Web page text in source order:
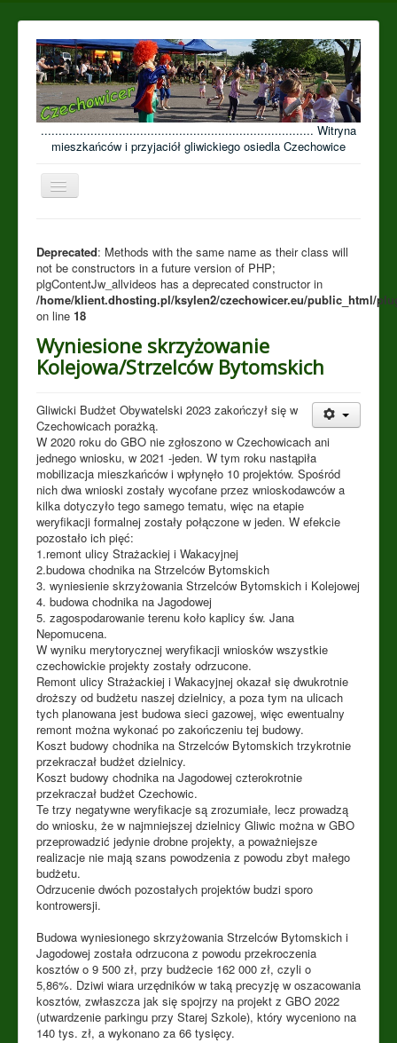
............................................................................. Witryna
mieszkańców i przyjaciół gliwickiego osiedla Czechowice
Przełącz
nawigację
Open menu
Deprecated: Methods with the same name as their class will
not be constructors in a future version of PHP;
plgContentJw_allvideos has a deprecated constructor in
/home/klient.dhosting.pl/ksylen2/czechowicer.eu/public_html/
on line 18
Wyniesione skrzyżowanie
Kolejowa/Strzelców Bytomskich
Gliwicki Budżet Obywatelski 2023 zakończył się w
Czechowicach porażką.
W 2020 roku do GBO nie zgłoszono w Czechowicach ani
jednego wniosku, w 2021 -jeden. W tym roku nastąpiła
mobilizacja mieszkańców i wpłynęło 10 projektów. Spośród
nich dwa wnioski zostały wycofane przez wnioskodawców a
kilka dotyczyło tego samego tematu, więc na etapie
weryfikacji formalnej zostały połączone w jeden. W efekcie
pozostało ich pięć:
1.remont ulicy Strażackiej i Wakacyjnej
2.budowa chodnika na Strzelców Bytomskich
3. wyniesienie skrzyżowania Strzelców Bytomskich i Kolejowej
4. budowa chodnika na Jagodowej
5. zagospodarowanie terenu koło kaplicy św. Jana
Nepomucena.
W wyniku merytorycznej weryfikacji wniosków wszystkie
czechowickie projekty zostały odrzucone.
Remont ulicy Strażackiej i Wakacyjnej okazał się dwukrotnie
droższy od budżetu naszej dzielnicy, a poza tym na ulicach
tych planowana jest budowa sieci gazowej, więc ewentualny
remont można wykonać po zakończeniu tej budowy.
Koszt budowy chodnika na Strzelców Bytomskich trzykrotnie
przekraczał budżet dzielnicy.
Koszt budowy chodnika na Jagodowej czterokrotnie
przekraczał budżet Czechowic.
Te trzy negatywne weryfikacje są zrozumiałe, lecz prowadzą
do wniosku, że w najmniejszej dzielnicy Gliwic można w GBO
przeprowadzić jedynie drobne projekty, a poważniejsze
realizacje nie mają szans powodzenia z powodu zbyt małego
budżetu.
Odrzucenie dwóch pozostałych projektów budzi sporo
kontrowersji.
Budowa wyniesionego skrzyżowania Strzelców Bytomskich i
Jagodowej została odrzucona z powodu przekroczenia
kosztów o 9 500 zł, przy budżecie 162 000 zł, czyli o
5,86%. Dziwi wiara urzędników w taką precyzję w oszacowania
kosztów, zwłaszcza jak się spojrzy na projekt z GBO 2022
(utwardzenie parkingu przy Starej Szkole), który wyceniono na
140 tys. zł, a wykonano za 66 tysięcy.